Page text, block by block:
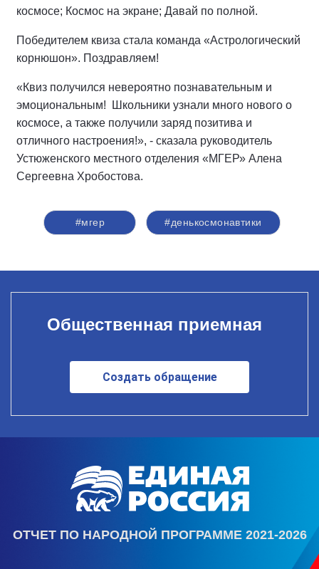
космосе; Космос на экране; Давай по полной.
Победителем квиза стала команда «Астрологический
корнюшон». Поздравляем!
«Квиз получился невероятно познавательным и
эмоциональным! Школьники узнали много нового о
космосе, а также получили заряд позитива и
отличного настроения!», - сказала руководитель
Устюженского местного отделения «МГЕР» Алена
Сергеевна Хробостова.
#мгер #денькосмонавтики
Общественная приемная
Создать обращение
ОТЧЕТ ПО НАРОДНОЙ ПРОГРАММЕ 2021-2026